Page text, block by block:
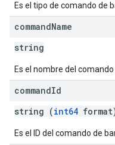
Es el tipo de comando de
commandName
string
Es el nombre del
commandId
string (int64
Es el ID del comando de